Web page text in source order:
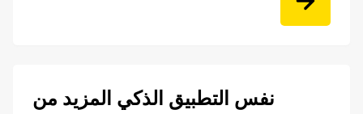
نفس التطبيق الذكي المزيد من